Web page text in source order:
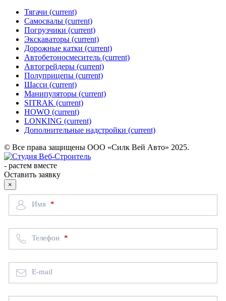
Тягачи (current)
Cамосвалы (current)
Погрузчики (current)
Экскаваторы (current)
Дорожные катки (current)
Автобетоносмеситель (current)
Автогрейдеры (current)
Полуприцепы (current)
Шасси (current)
Манипуляторы (current)
SITRAK (current)
HOWO (current)
LONKING (current)
Дополнительные надстройки (current)
© Все права защищены ООО «Силк Вей Авто» 2025.
- растем вместе
Оставить заявку
×
Имя
Телефон
E-mail